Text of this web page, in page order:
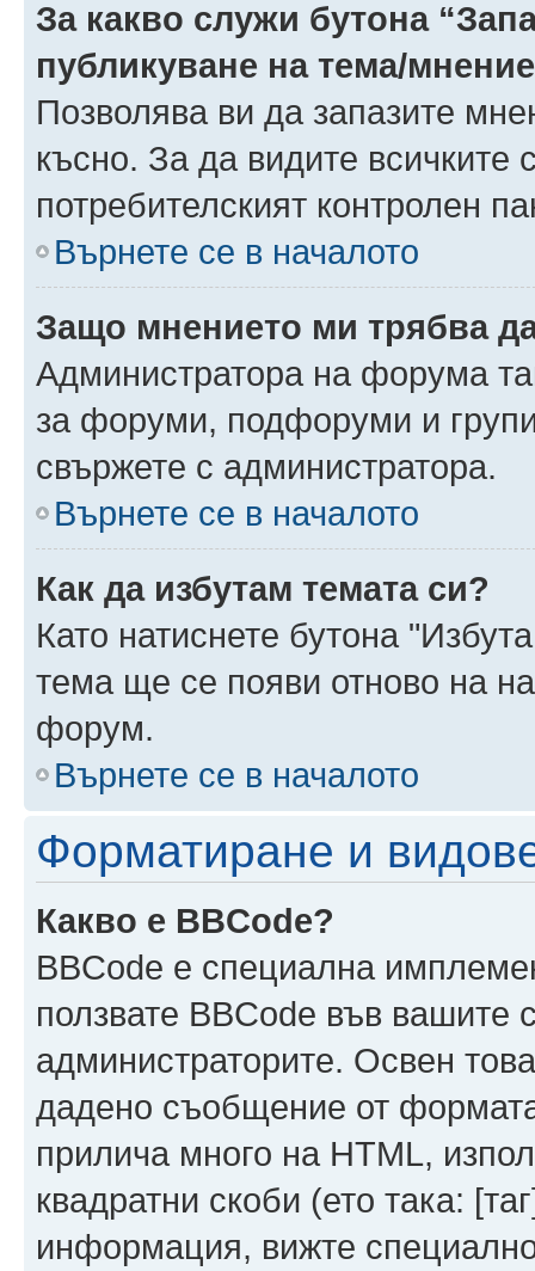
За какво служи бутона
публикуване на тема/
Позволява ви да запазите
късно. За да видите всичките
потребителският контролен
Върнете се в началото
Защо мнението ми трябва
Администратора на форума
за форуми, подфоруми и
свържете с администратора.
Върнете се в началото
Как да избутам темата си?
Като натиснете бутона
тема ще се появи отново на
форум.
Върнете се в началото
Форматиране и
Какво е BBCode?
BBCode е специална
ползвате BBCode във
администраторите. Освен
дадено съобщение от
прилича много на HTML,
квадратни скоби (ето така:
информация, вижте